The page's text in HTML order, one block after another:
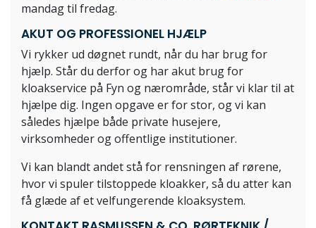
mandag til fredag.
AKUT OG PROFESSIONEL HJÆLP
Vi rykker ud døgnet rundt, når du har brug for
hjælp. Står du derfor og har akut brug for
kloakservice på Fyn og nærområde, står vi klar til at
hjælpe dig. Ingen opgave er for stor, og vi kan
således hjælpe både private husejere,
virksomheder og offentlige institutioner.
Vi kan blandt andet stå for rensningen af rørene,
hvor vi spuler tilstoppede kloakker, så du atter kan
få glæde af et velfungerende kloaksystem.